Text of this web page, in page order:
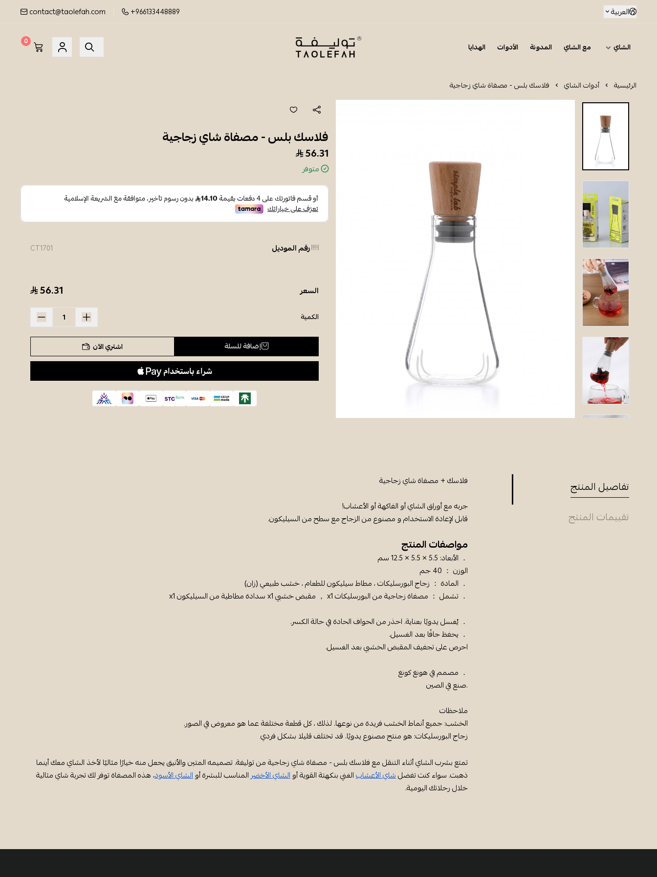
العربية +966133448889
contact@taolefah.com
الشاي مع الشاي المدونة الأدوات الهدايا شاي توليفة
0
الرئيسية أدوات الشاي فلاسك بلس - مصفاة شاي زجاجية
فلاسك بلس - مصفاة شاي زجاجية
56.31
متوفر
رقم الموديل CT1701
السعر 56.31
الكمية
إضافة للسلة اشتري الآن
تفاصيل المنتج
تقييمات المنتج
فلاسك + مصفاة شاي زجاجية
جربه مع أوراق الشاي أو الفاكهة أو الأعشاب!
قابل لإعادة الاستخدام و مصنوع من الزجاج مع سطح من السيليكون.
مواصفات المنتج
． الأبعاد: 5.5 × 5.5 × 12.5 سم
الوزن ： 40 جم
． المادة ： زجاج البورسليكات ، مطاط سيليكون للطعام ، خشب طبيعي (زان)
． تشمل ： مصفاة زجاجية من البورسليكات x1 ， مقبض خشبي x1 سدادة مطاطية من السيليكون x1
． يُغسل يدويًا بعناية. احذر من الحواف الحادة في حالة الكسر.
． يحفظ جافًا بعد الغسيل.
احرص على تجفيف المقبض الخشبي بعد الغسيل.
． مصمم في هونغ كونغ
.صنع في الصين
ملاحظات
الخشب: جميع أنماط الخشب فريدة من نوعها. لذلك ، كل قطعة مختلفة عما هو معروض في الصور.
زجاج البورسليكات: هو منتج مصنوع يدويًا. قد تختلف قليلا بشكل فردي
تمتع بشرب الشاي أثناء التنقل مع فلاسك بلس - مصفاة شاي زجاجية من توليفة. تصميمه المتين والأنيق يجعل منه خيارًا مثاليًا لأخذ الشاي معك أينما
ذهبت. سواء كنت تفضلشاي الأعشابالغني بنكهتة القوية أوالشاي الأخضرالمناسب للبشرة أوالشاي الأسود، هذه المصفاة توفر لك تجربة شاي مثالية
خلال رحلاتك اليومية.